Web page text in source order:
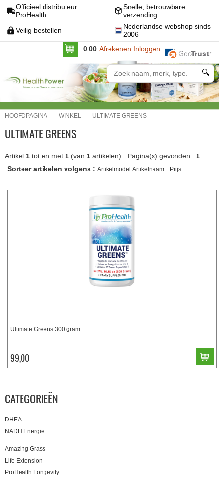
Officieel distributeur
ProHealth
Snelle, betrouwbare
verzending
Veilig bestellen
Nederlandse webshop sinds
2006
0,00 Afrekenen Inloggen
🔍
HOOFDPAGINA WINKEL ULTIMATE GREENS
CATEGORIEËN
DHEA
NADH Energie
Amazing Grass
Life Extension
ProHealth Longevity
ULTIMATE GREENS
Pagina(s) gevonden: 1
Artikel 1 tot en met 1 (van 1 artikelen)
Sorteer artikelen volgens : Artikelmodel Artikelnaam+ Prijs
Ultimate Greens 300 gram
99,00